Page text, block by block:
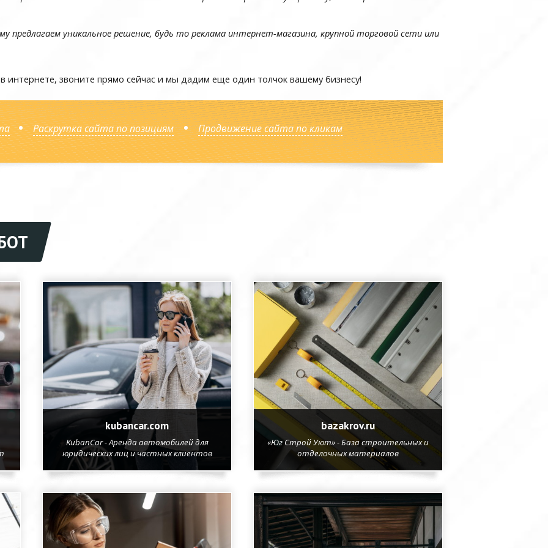
предлагаем уникальное решение, будь то реклама интернет-магазина, крупной торговой сети или
интернете, звоните прямо сейчас и мы дадим еще один толчок вашему бизнесу!
Раскрутка сайта по позициям Продвижение сайта по кликам
kubancar.com
KubanCar - Аренда автомобилей для
юридических лиц и частных клиентов
bazakrov.ru
«Юг Строй Уют» - База строительных и
отделочных материалов